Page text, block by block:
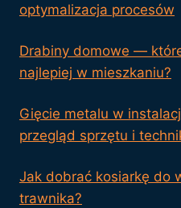
optymalizacja procesów
Drabiny domowe —
najlepiej w mieszkaniu?
Gięcie metalu w
przegląd sprzętu i
Jak dobrać kosiarkę do
trawnika?